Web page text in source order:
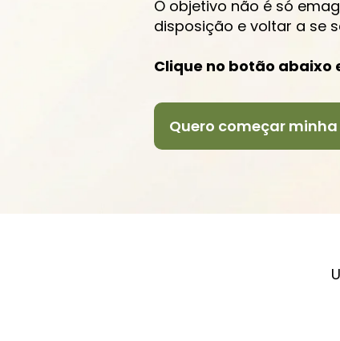
O objetivo não é só
disposição e voltar a se
Clique no botão abaixo
Quero começar